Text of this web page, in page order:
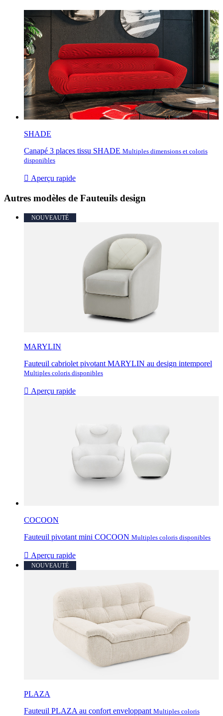
SHADE
Canapé 3 places tissu SHADE Multiples dimensions et coloris
disponibles
 Aperçu rapide
Autres modèles de Fauteuils design
NOUVEAUTÉ
MARYLIN
Fauteuil cabriolet pivotant MARYLIN au design intemporel
Multiples coloris disponibles
 Aperçu rapide
COCOON
Fauteuil pivotant mini COCOON Multiples coloris disponibles
 Aperçu rapide
NOUVEAUTÉ
PLAZA
Fauteuil PLAZA au confort enveloppant Multiples coloris